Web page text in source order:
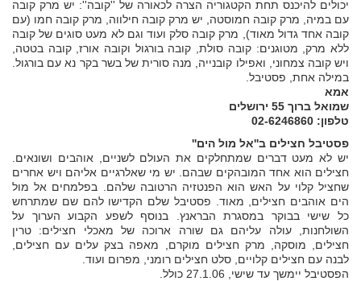
יכולים להיכנס תחת הקטגוריה הצרה לכאורה של ''קובה'': יש מרק קובה
עם במיה, מרק קובה חמוסטה, יש מרק קובה חילווה, מרק קובה חמו (עם
קובה אחד גדול מאוד), מרק קובה סלק ועוד וגם לא מעט סוגים של קובה
ללא מרק, מטוגנים: קובה סולת, קובה בורגול וקובה אורז, קובה בטטה,
ויש קובה צמחוני, ואפילו קובנייה, מנה סורית של בשר בקר נא עם בורגול.
במילה אחת, פסטיבל.
אמא
שמואל ברוך 55 ירושלים
טלפון: 02-6246860
פסטיבל חצילים ב''אל מול הים''
יש לא מעט דברים שמתחלקים את העולם לשניים, אוהבים ושונאים.
חצילים הוא אחד המובהקים שבהם. יש מי שאלרגיים אליהם ויש אחרים
שחציל קלוי על האש הוא הפנטזיה הרטובה שלהם. בפלמחים אל מול
הים אוהבים חצילים, מאוד. פסטיבל שלם הקדישו להם שם שמתרחש
כל שישי בבוקר במסגרת הבראנץ. בנוסף לשפע הקבוע הערוך על
השולחנות, עולה עליהם גם שורה ארוכה של מאכלי חצילים: טרין
חצילים, מוסקה, מרק חצילים מוקרם, מאפה בצק עלים עם חצילים,
לבנה עם חצילים קלויים, סלט חצילים רומני, מפרום ועוד.
הפסטיבל יימשך עד שישי, 27.1.06 כולל.